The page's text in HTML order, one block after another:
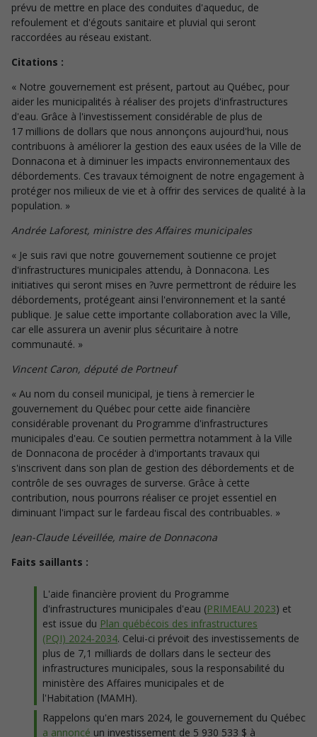
prévu de mettre en place des conduites d'aqueduc, de
refoulement et d'égouts sanitaire et pluvial qui seront
raccordées au réseau existant.
Citations :
« Notre gouvernement est présent, partout au Québec, pour
aider les municipalités à réaliser des projets d'infrastructures
d'eau. Grâce à l'investissement considérable de plus de
17 millions de dollars que nous annonçons aujourd'hui, nous
contribuons à améliorer la gestion des eaux usées de la Ville de
Donnacona et à diminuer les impacts environnementaux des
débordements. Ces travaux témoignent de notre engagement à
protéger nos milieux de vie et à offrir des services de qualité à la
population. »
Andrée Laforest, ministre des Affaires municipales
« Je suis ravi que notre gouvernement soutienne ce projet
d'infrastructures municipales attendu, à Donnacona. Les
initiatives qui seront mises en ?uvre permettront de réduire les
débordements, protégeant ainsi l'environnement et la santé
publique. Je salue cette importante collaboration avec la Ville,
car elle assurera un avenir plus sécuritaire à notre
communauté. »
Vincent Caron, député de Portneuf
« Au nom du conseil municipal, je tiens à remercier le
gouvernement du Québec pour cette aide financière
considérable provenant du Programme d'infrastructures
municipales d'eau. Ce soutien permettra notamment à la Ville
de Donnacona de procéder à d'importants travaux qui
s'inscrivent dans son plan de gestion des débordements et de
contrôle de ses ouvrages de surverse. Grâce à cette
contribution, nous pourrons réaliser ce projet essentiel en
diminuant l'impact sur le fardeau fiscal des contribuables. »
Jean-Claude Léveillée, maire de Donnacona
Faits saillants :
L'aide financière provient du Programme
d'infrastructures municipales d'eau (PRIMEAU 2023) et
est issue du Plan québécois des infrastructures
(PQI) 2024-2034. Celui-ci prévoit des investissements de
plus de 7,1 milliards de dollars dans le secteur des
infrastructures municipales, sous la responsabilité du
ministère des Affaires municipales et de
l'Habitation (MAMH).
Rappelons qu'en mars 2024, le gouvernement du Québec
a annoncé un investissement de 5 930 533 $ à